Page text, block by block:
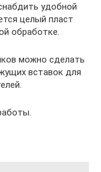
удобной
целый пласт
обработке.
можно сделать
вставок для